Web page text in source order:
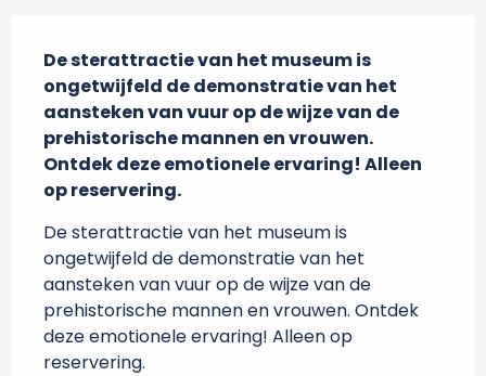
De sterattractie van het museum is
ongetwijfeld de demonstratie van het
aansteken van vuur op de wijze van de
prehistorische mannen en vrouwen.
Ontdek deze emotionele ervaring! Alleen
op reservering.
De sterattractie van het museum is
ongetwijfeld de demonstratie van het
aansteken van vuur op de wijze van de
prehistorische mannen en vrouwen. Ontdek
deze emotionele ervaring! Alleen op
reservering.